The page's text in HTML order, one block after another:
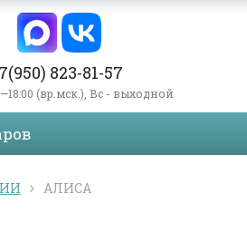
823-81-57
(вр.мск.), Вс - выходной
АЛИСА